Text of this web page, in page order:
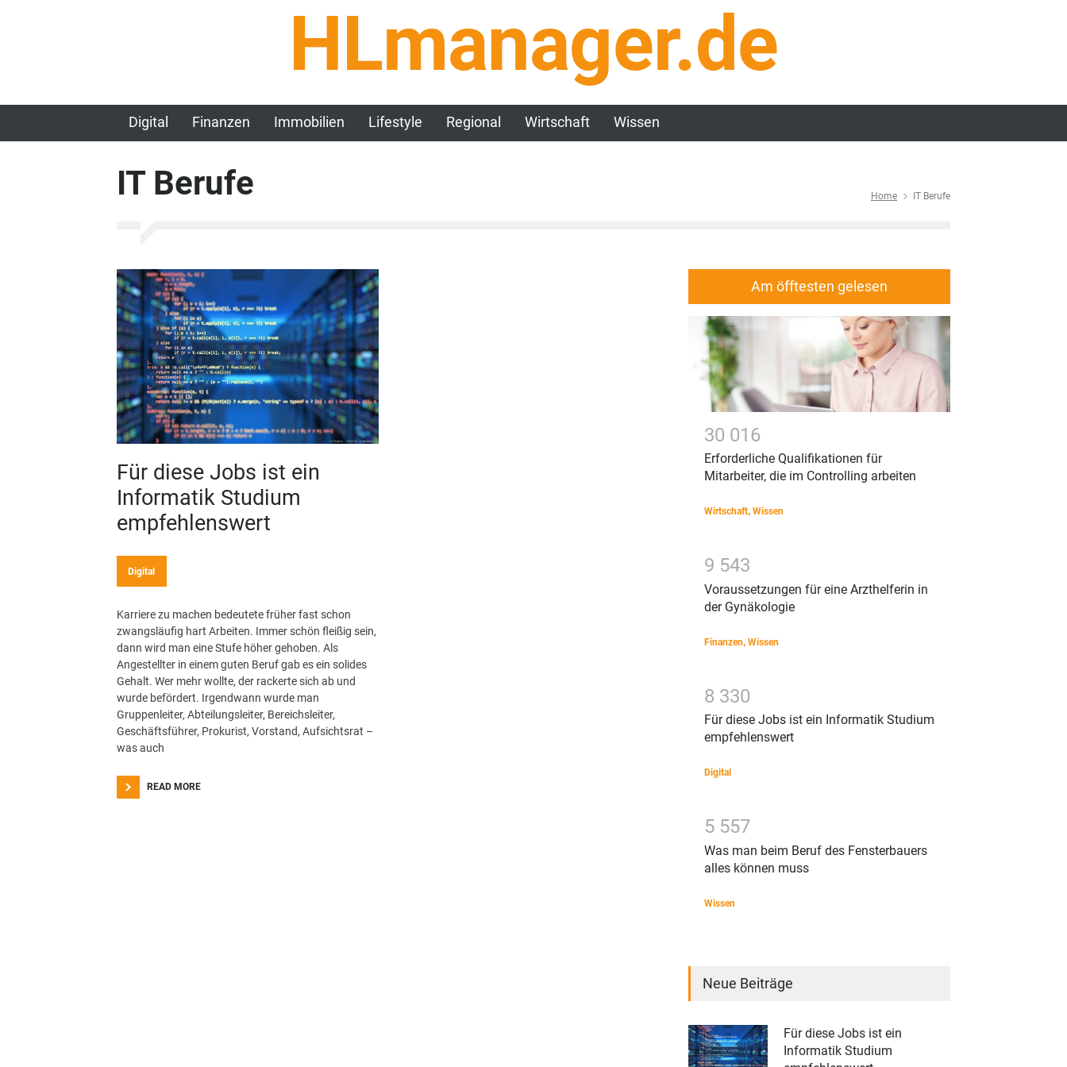
HLmanager.de
Digital Finanzen Immobilien Lifestyle Regional Wirtschaft Wissen
IT Berufe Home IT Berufe
Für diese Jobs ist ein
Informatik Studium
empfehlenswert
Digital
Karriere zu machen bedeutete früher fast schon
zwangsläufig hart Arbeiten. Immer schön fleißig sein,
dann wird man eine Stufe höher gehoben. Als
Angestellter in einem guten Beruf gab es ein solides
Gehalt. Wer mehr wollte, der rackerte sich ab und
wurde befördert. Irgendwann wurde man
Gruppenleiter, Abteilungsleiter, Bereichsleiter,
Geschäftsführer, Prokurist, Vorstand, Aufsichtsrat –
was auch
READ MORE
Am öfftesten gelesen
30 016
Erforderliche Qualifikationen für
Mitarbeiter, die im Controlling arbeiten
Wirtschaft, Wissen
9 543
Voraussetzungen für eine Arzthelferin in
der Gynäkologie
Finanzen, Wissen
8 330
Für diese Jobs ist ein Informatik Studium
empfehlenswert
Digital
5 557
Was man beim Beruf des Fensterbauers
alles können muss
Wissen
Neue Beiträge
Für diese Jobs ist ein
Informatik Studium